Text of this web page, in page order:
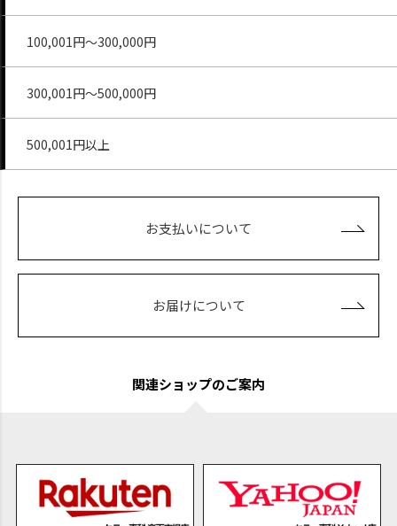
100,001円～300,000円
300,001円～500,000円
500,001円以上
お支払いについて
お届けについて
関連ショップのご案内